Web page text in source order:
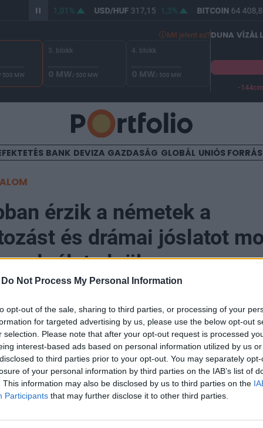
Do Not Process My Personal Information
opt-out of the sale, sharing to third parties, or processing of your
for targeted advertising by us, please use the below opt-out
selection. Please note that after your opt-out request is processed
interest-based ads based on personal information utilized by us
to third parties prior to your opt-out. You may separately
of your personal information by third parties on the IAB’s list of
This information may also be disclosed by us to third parties on the
Participants that may further disclose it to other third parties.
365,38 1,01% USD/HUF317,15 1,3% BITCOIN64 408,81
Mit jelent ez?
/ 500 MW
3. blokk
0 MW/ 500 MW
4. blokk
0 MW/ 500 MW
DUNA
-144cm
BANK DEVIZA GAZDASÁG GLOBÁL UNIÓS
érzik a németek a
és drámai jóslatot
elnöke
Németország időjárásán a globális klímaváltozás
egészéhez - a második legmelegebb év volt a
sajtótájékoztatóján Gerhard Adrian. A Német
azt is mondta, hogy szerinte nem teljesíthető a
rögzített legfeljebb 2 fokos globális